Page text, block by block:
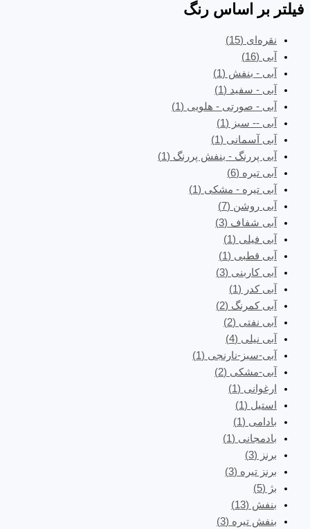
فیلتر بر اساس رنگ
نقره‌ای (15)
آبی (16)
آبی - بنفش (1)
آبی - سفید (1)
آبی - صورتی - هلویی (1)
آبی -- سبز (1)
آبی آسمانی (1)
آبی پررنگ - بنفش پررنگ (1)
آبی تیره (6)
آبی تیره - مشکی (1)
آبی روشن (7)
آبی شفاف (3)
آبی فیلی (1)
آبی قطبی (1)
آبی کاربنی (3)
آبی کدر (1)
آبی کمرنگ (2)
آبی نفتی (2)
آبی نیلی (4)
آبی-سبز-نارنجی (1)
آبی-مشکی (2)
ارغوانی (1)
استیل (1)
بادامی (1)
بادمجانی (1)
برنز (3)
برنز تیره (3)
بژ (5)
بنفش (13)
بنفش تیره (3)